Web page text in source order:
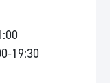
19:30